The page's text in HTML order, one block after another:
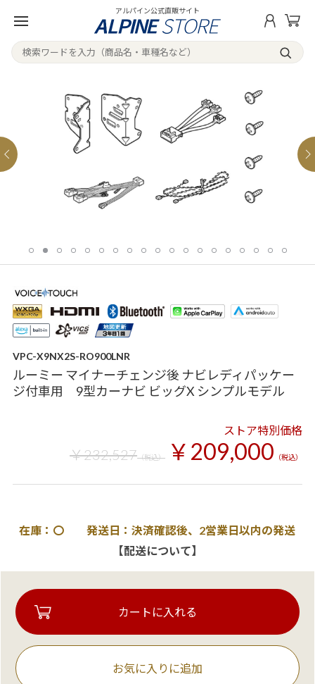
アルパイン公式直販サイト
VPC-X9NX2S-RO900LNR
ルーミー マイナーチェンジ後 ナビレディパッケー
ジ付車用 9型カーナビ ビッグX シンプルモデル
ストア特別価格
￥232,527（税込） ￥209,000 （税込）
在庫：〇 発送日：決済確認後、2営業日以内の発送
【配送について】
お気に入りに追加